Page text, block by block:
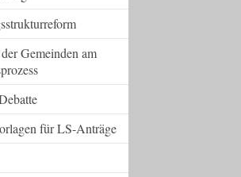
Gemeinden am
für LS-Anträge